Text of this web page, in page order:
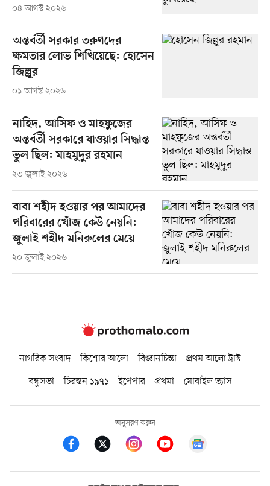
০৪ আগস্ট ২০২৬
অন্তর্বর্তী সরকার তরুণদের
ক্ষমতার লোভ শিখিয়েছে: হোসেন
জিল্লুর
০১ আগস্ট ২০২৬
নাহিদ, আসিফ ও মাহফুজের
অন্তর্বর্তী সরকারে যাওয়ার সিদ্ধান্ত
ভুল ছিল: মাহমুদুর রহমান
২৩ জুলাই ২০২৬
বাবা শহীদ হওয়ার পর আমাদের
পরিবারের খোঁজ কেউ নেয়নি:
জুলাই শহীদ মনিরুলের মেয়ে
২০ জুলাই ২০২৬
নাগরিক সংবাদ কিশোর আলো বিজ্ঞানচিন্তা
প্রথম আলো ট্রাস্ট
বন্ধুসভা
চিরন্তন ১৯৭১ ইপেপার প্রথমা মোবাইল ভ্যাস
অনুসরণ করুন